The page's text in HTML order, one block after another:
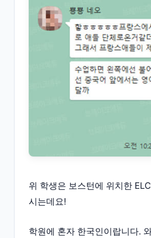
위 학생은 보스턴에 위치한
시는데요!
학원에 혼자 한국인이랍니다.